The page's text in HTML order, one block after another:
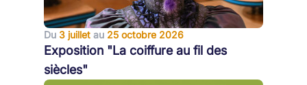
Du 3 juillet au 25 octobre 2026
Exposition "La coiffure au fil des
siècles"